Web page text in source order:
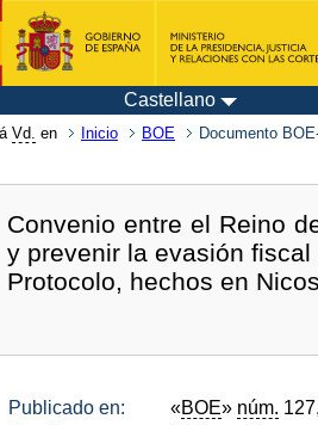
Castellano
Vd. en Inicio BOE Documento
Convenio entre el Reino
y prevenir la evasión
Protocolo, hechos en
Publicado en: «BOE» núm.